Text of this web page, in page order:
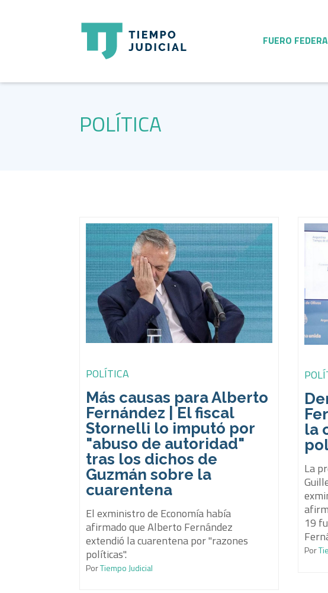
FUERO
POLÍTICA
POLÍTICA
Más causas para Alberto
Fernández | El fiscal
Stornelli lo imputó por
"abuso de autoridad"
tras los dichos de
Guzmán sobre la
cuarentena
El exministro de Economía había
afirmado que Alberto Fernández
extendió la cuarentena por "razones
políticas".
PorTiempo Judicial
la
La
19
Por